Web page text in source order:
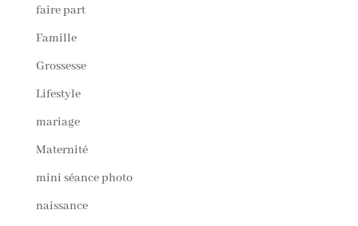
faire part
Famille
Grossesse
Lifestyle
mariage
Maternité
mini séance photo
naissance